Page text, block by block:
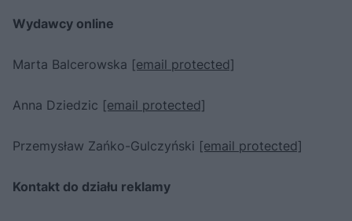
Wydawcy online
Marta Balcerowska [email protected]
Anna Dziedzic [email protected]
Przemysław Zańko-Gulczyński [email protected]
Kontakt do działu reklamy